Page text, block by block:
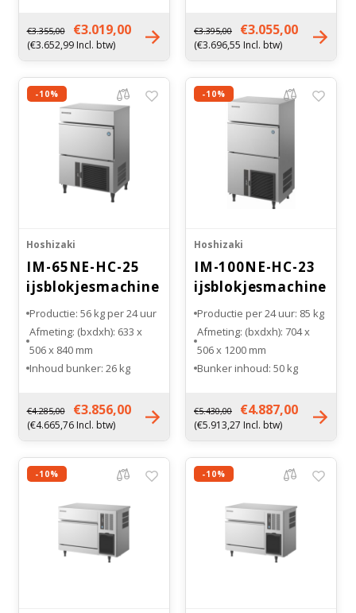
Gewicht: 44 kg
€3.355,00 €3.019,00
(€3.652,99 Incl. btw)
Gewicht: 45 kg
€3.395,00 €3.055,00
(€3.696,55 Incl. btw)
-10%
Hoshizaki
IM-65NE-HC-25
ijsblokjesmachine
Productie: 56 kg per 24 uur
Afmeting: (bxdxh): 633 x
506 x 840 mm
Inhoud bunker: 26 kg
Gewicht: 50 kg
€4.285,00 €3.856,00
(€4.665,76 Incl. btw)
-10%
Hoshizaki
IM-100NE-HC-23
ijsblokjesmachine
Productie per 24 uur: 85 kg
Afmeting: (bxdxh): 704 x
506 x 1200 mm
Bunker inhoud: 50 kg
Gewicht: 76 kg
€5.430,00 €4.887,00
(€5.913,27 Incl. btw)
-10% -10%